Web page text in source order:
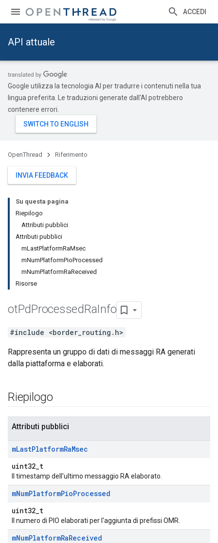
ACCEDI
API attuale
Google utilizza la tecnologia AI per tradurre i contenuti nella tua
lingua preferita. Le traduzioni generate dall'AI potrebbero
contenere errori.
OpenThread Riferimento
INVIA FEEDBACK
Su questa pagina
Riepilogo
Attributi pubblici
Attributi pubblici
mLastPlatformRaMsec
mNumPlatformPioProcessed
mNumPlatformRaReceived
Risorse
otPdProcessedRaInfo
#include <border_routing.h>
Rappresenta un gruppo di dati di messaggi RA generati
dalla piattaforma e elaborati.
Riepilogo
Attributi pubblici
mLastPlatformRaMsec
uint32_t
Il timestamp dell'ultimo messaggio RA elaborato.
mNumPlatformPioProcessed
uint32_t
Il numero di PIO elaborati per l'aggiunta di prefissi OMR.
mNumPlatformRaReceived